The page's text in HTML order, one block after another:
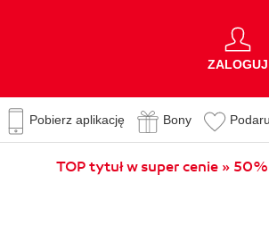
ZALOGUJ
Pobierz aplikację Bony
TOP tytuł w super cenie »